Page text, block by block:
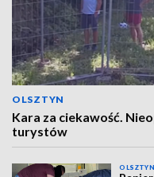
OLSZTYN
Kara za ciekawość.
turystów
OLSZTYN